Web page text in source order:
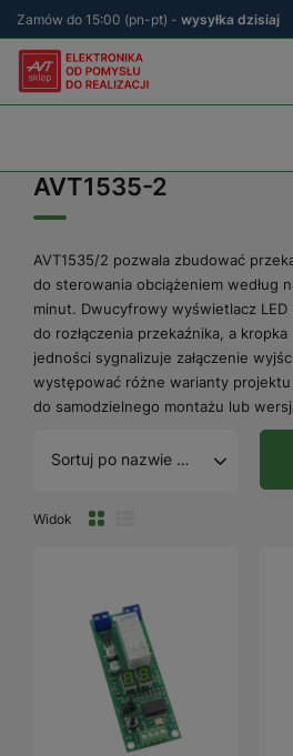
Zamów do 15:00 (pn-pt) - wysyłka dzisiaj
AVT1535-2
AVT1535/2 pozwala zbudować
do sterowania obciążeniem według
minut. Dwucyfrowy wyświetlacz LED
do rozłączenia przekaźnika, a
jedności sygnalizuje załączenie
występować różne warianty projektu
do samodzielnego montażu lub
Sortuj po nazwie A - Z
Widok